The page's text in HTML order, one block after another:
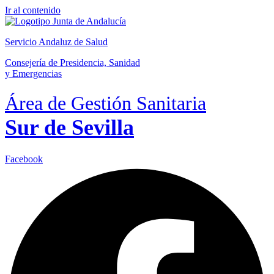
Ir al contenido
Servicio Andaluz de Salud
Consejería de Presidencia, Sanidad
y Emergencias
Área de Gestión Sanitaria
Sur de Sevilla
Facebook